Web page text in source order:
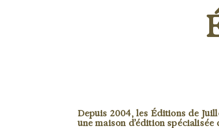
Depuis 2004, les Éditions de
une maison d’édition spécialisée